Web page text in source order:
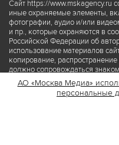
Сайт https://www.mskagency.ru
иные охраняемые элементы,
фотографии, аудио и/или
и пр., которые охраняются в
Российской Федерации об
использование материалов
копирование,
должно сопровождаться
правообладателя © АО
www.mskagency.ru как на
материалов сайта
АО «Москва Медиа»
персональные